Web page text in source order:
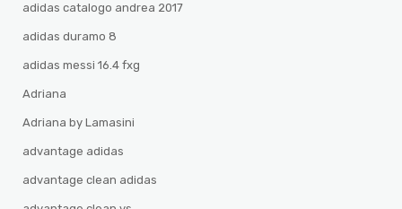
adidas catalogo andrea 2017
adidas duramo 8
adidas messi 16.4 fxg
Adriana
Adriana by Lamasini
advantage adidas
advantage clean adidas